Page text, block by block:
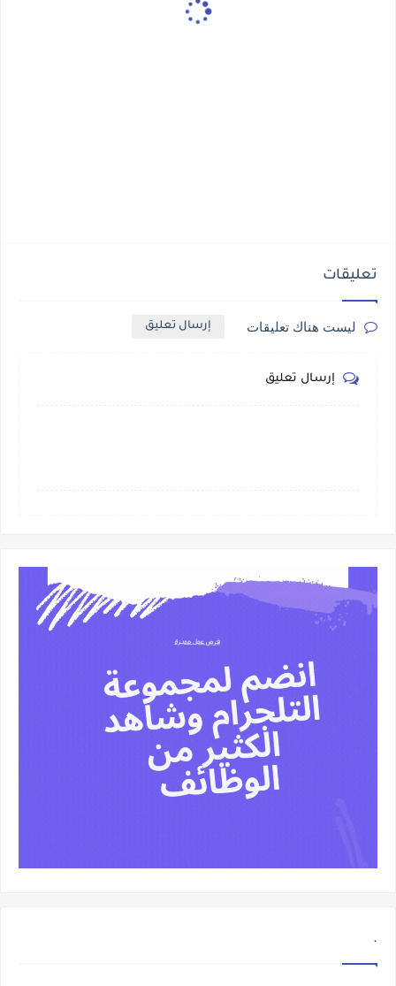
تعليقات
ليست هناك تعليقات إرسال تعليق
إرسال تعليق
.